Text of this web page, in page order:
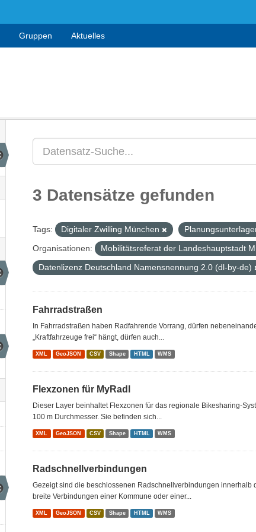
Gruppen Aktuelles
3 Datensätze gefunden
Tags: Digitaler Zwilling München
Organisationen:
Mobilitätsreferat der Landeshauptstadt
Datenlizenz Deutschland Namensnennung 2.0 (dl-by-de)
Fahrradstraßen
In Fahrradstraßen haben Radfahrende Vorrang, dürfen
„Kraftfahrzeuge frei“ hängt, dürfen auch...
XML GeoJSON CSV Shape HTML WMS
Flexzonen für MyRadl
Dieser Layer beinhaltet Flexzonen für das regionale Bikesharing-
100 m Durchmesser. Sie befinden sich...
XML GeoJSON CSV Shape HTML WMS
Radschnellverbindungen
Gezeigt sind die beschlossenen Radschnellverbindungen
breite Verbindungen einer Kommune oder einer...
XML GeoJSON CSV Shape HTML WMS